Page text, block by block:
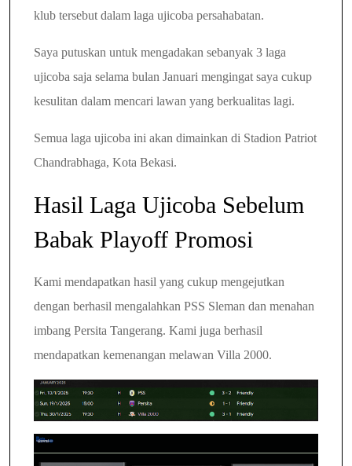
klub tersebut dalam laga ujicoba persahabatan.
Saya putuskan untuk mengadakan sebanyak 3 laga
ujicoba saja selama bulan Januari mengingat saya cukup
kesulitan dalam mencari lawan yang berkualitas lagi.
Semua laga ujicoba ini akan dimainkan di Stadion Patriot
Chandrabhaga, Kota Bekasi.
Hasil Laga Ujicoba Sebelum
Babak Playoff Promosi
Kami mendapatkan hasil yang cukup mengejutkan
dengan berhasil mengalahkan PSS Sleman dan menahan
imbang Persita Tangerang. Kami juga berhasil
mendapatkan kemenangan melawan Villa 2000.